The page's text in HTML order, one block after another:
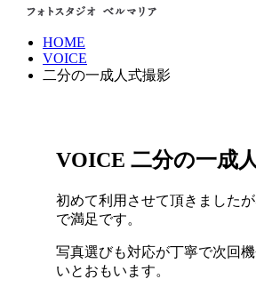
HOME
VOICE
二分の一成人式撮影
VOICE 二分の一成
初めて利用させて頂きました
で満足です。
写真選びも対応が丁寧で次回
いとおもいます。